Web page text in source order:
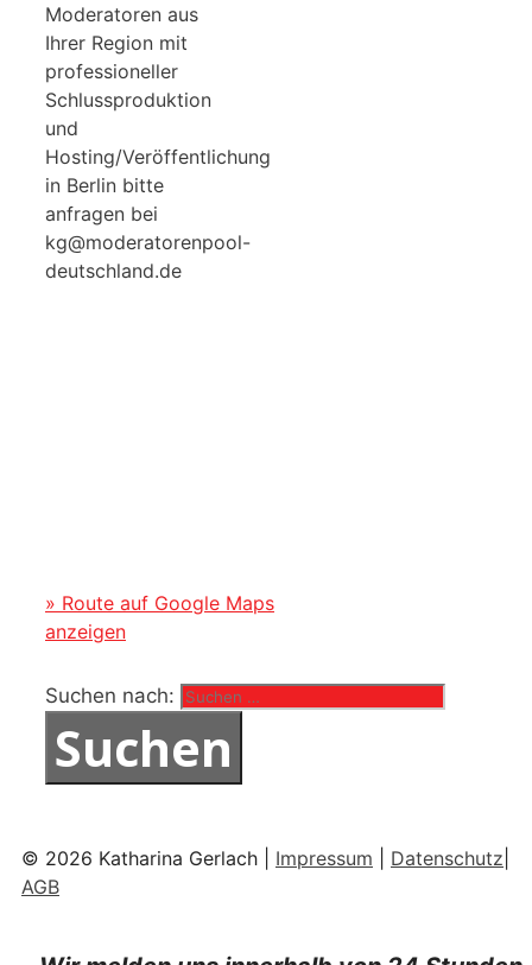
Moderatoren aus
Ihrer Region mit
professioneller
Schlussproduktion
und
Hosting/Veröffentlichung
in Berlin bitte
anfragen bei
kg@moderatorenpool-
deutschland.de
» Route auf Google Maps
anzeigen
Suchen nach:
© 2026 Katharina Gerlach | Impressum Datenschutz
AGB